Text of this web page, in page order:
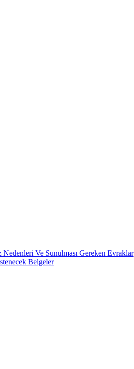
Ve Sunulması Gereken Evraklar
Belgeler